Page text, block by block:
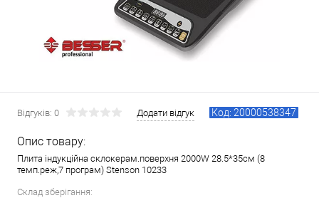
Відгуків: 0 Додати відгук Код: 20000538347
Опис товару:
Плита індукційна склокерам.поверхня 2000W 28.5*35см (8
темп.реж,7 програм) Stenson 10233
Склад зберігання: